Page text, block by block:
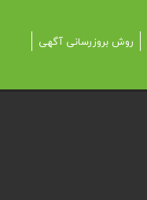
روش بروزرسانی آگهی